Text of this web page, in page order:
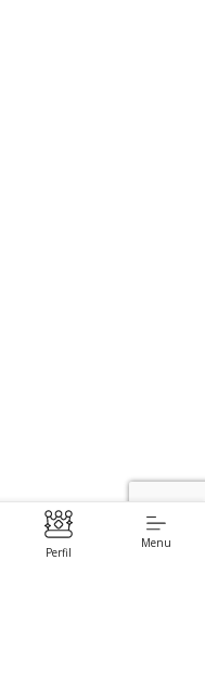
Perfil
Menu